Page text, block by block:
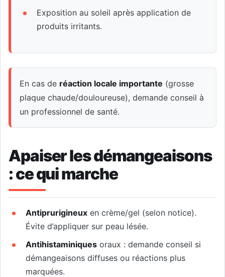
Exposition au soleil après application de
produits irritants.
En cas de réaction locale importante (grosse
plaque chaude/douloureuse), demande conseil à
un professionnel de santé.
Apaiser les démangeaisons
: ce qui marche
Antiprurigineuxen crème/gel (selon notice).
Évite d’appliquer sur peau lésée.
Antihistaminiquesoraux : demande conseil si
démangeaisons diffuses ou réactions plus
marquées.